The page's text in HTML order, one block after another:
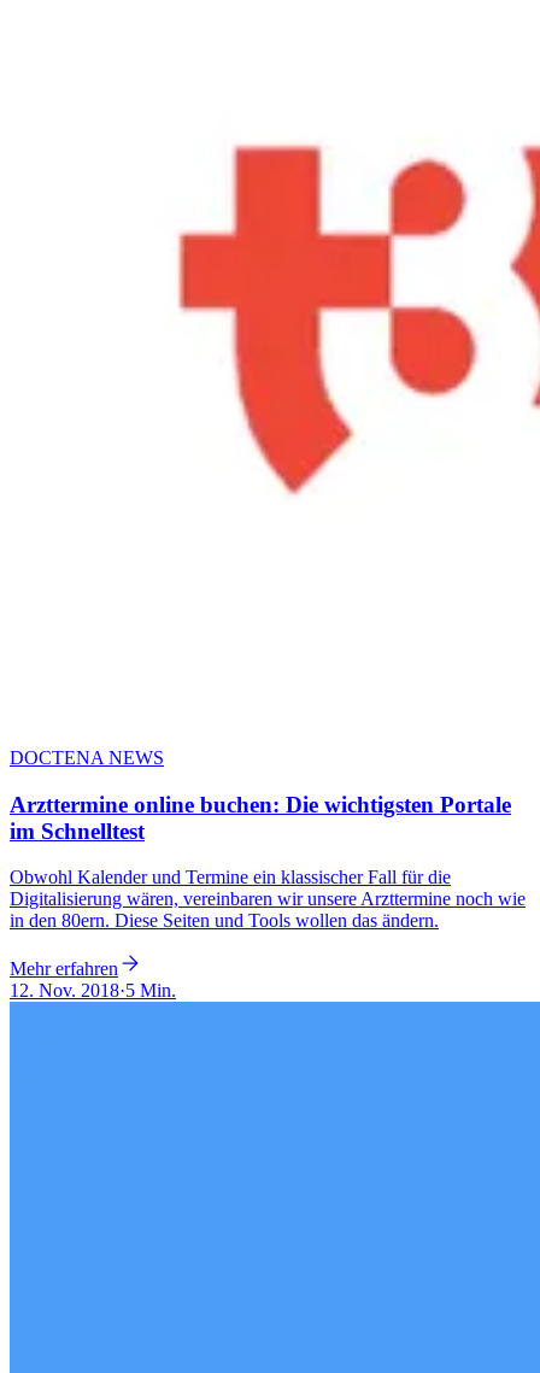
DOCTENA NEWS
Arzttermine online buchen: Die wichtigsten Portale
im Schnelltest
Obwohl Kalender und Termine ein klassischer Fall für die
Digitalisierung wären, vereinbaren wir unsere Arzttermine noch wie
in den 80ern. Diese Seiten und Tools wollen das ändern.
Mehr erfahren
12. Nov. 2018·5 Min.